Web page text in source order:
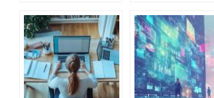
de commerce
orientée
développement
durable?
à distance :
clés des
élèves